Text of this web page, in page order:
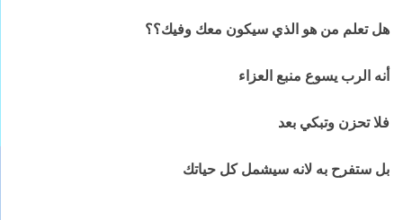
هل تعلم من هو الذي سيكون معك وفيك؟؟
أنه الرب يسوع منبع العزاء
فلا تحزن وتبكي بعد
بل ستفرح به لانه سيشمل كل حياتك